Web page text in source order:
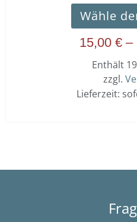
Wähle
15,00 € –
Enthält
zzgl.
Lieferzeit: